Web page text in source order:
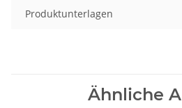
Produktunterlagen
Ähnliche